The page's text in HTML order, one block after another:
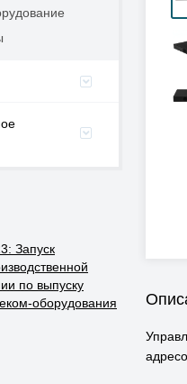
Запуск
по выпуску
оборудования